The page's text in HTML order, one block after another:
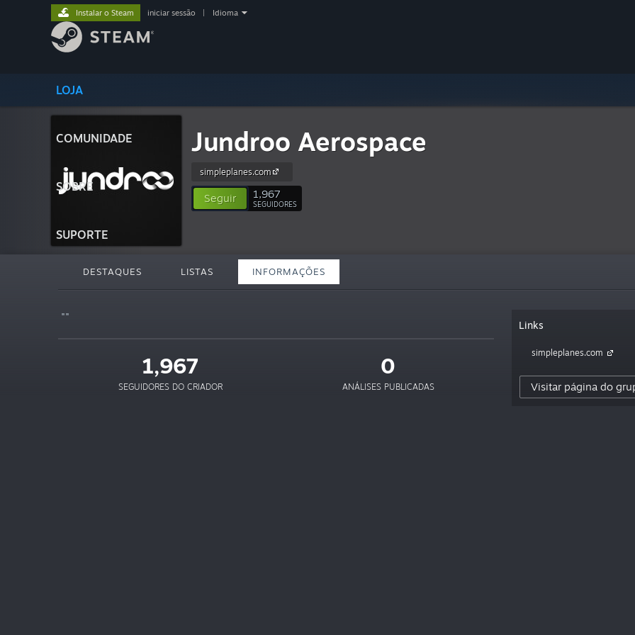
LOJA
COMUNIDADE
SOBRE
SUPORTE
Instalar o Steam iniciar sessão Idioma
Jundroo Aerospace
simpleplanes.com
Seguir 1,967
SEGUIDORES
DESTAQUES LISTAS INFORMAÇÕES
""
1,967
SEGUIDORES DO CRIADOR
0
ANÁLISES PUBLICADAS
Links
simpleplanes.com
Visitar página do